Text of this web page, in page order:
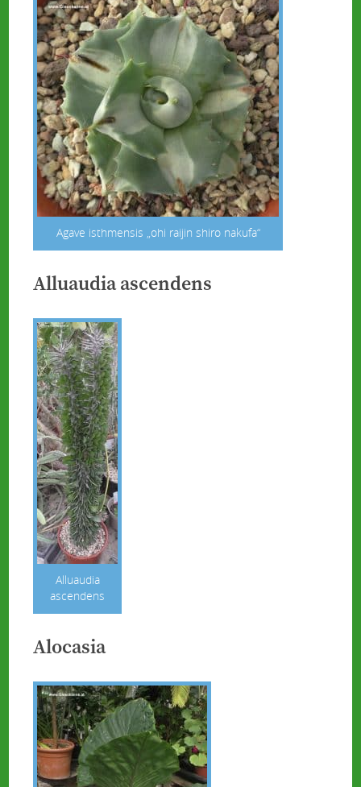
Agave isthmensis „ohi raijin shiro nakufa“
Alluaudia ascendens
Alluaudia
ascendens
Alocasia